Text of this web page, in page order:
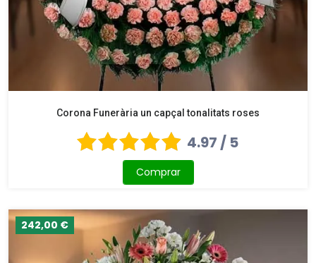
Corona Funerària un capçal tonalitats roses
4.97 / 5
Comprar
242,00 €